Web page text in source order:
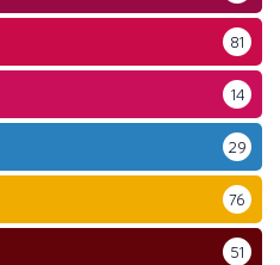
81
14
29
76
51